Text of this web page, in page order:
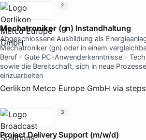
Mechatroniker(gn) Instandhaltung
Abgeschlossene Ausbildung als
Mechatroniker (gn) oder in einem
Beruf - Gute PC-Anwenderkenntnisse -
sowie die Bereitschaft, sich in neue
einzuarbeiten
Oerlikon Metco Europe GmbH via
2
Project Delivery Support (m/w/d)
3